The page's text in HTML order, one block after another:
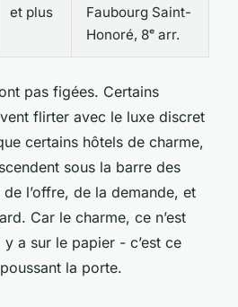
et plus
Faubourg Saint-
Honoré, 8ᵉ arr.
pas figées. Certains
flirter avec le luxe discret
certains hôtels de charme,
sous la barre des
l’offre, de la demande, et
Car le charme, ce n’est
y a sur le papier - c’est ce
la porte.